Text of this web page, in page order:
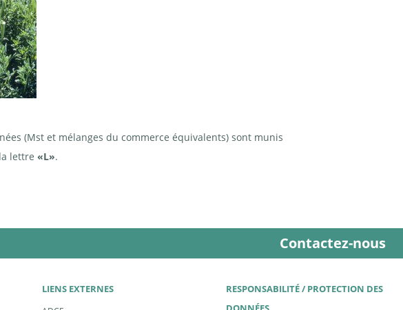
(Mst et mélanges du commerce équivalents) sont munis
lettre «L».
Contactez-nous
LIENS EXTERNES
RESPONSABILITÉ / PROTECTION DES